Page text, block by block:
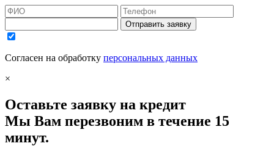
Отправить заявку
Согласен на обработку персональных данных
×
Оставьте заявку на кредит
Мы Вам перезвоним в течение 15
минут.